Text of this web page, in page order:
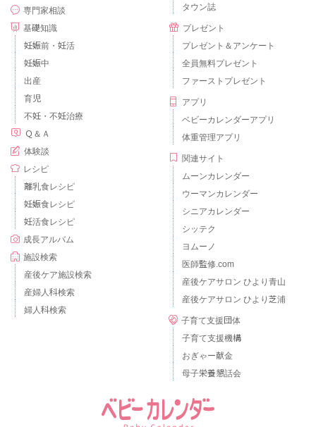
専門家相談
基礎知識
妊娠前・妊活
妊娠中
出産
育児
不妊・不妊治療
Ｑ＆Ａ
体験談
レシピ
離乳食レシピ
妊娠食レシピ
妊活食レシピ
成長アルバム
施設検索
産後ケア施設検索
産婦人科検索
婦人科検索
タウン誌
プレゼント
プレゼント＆アンケート
全員無料プレゼント
ファーストプレゼント
アプリ
ベビーカレンダーアプリ
体重管理アプリ
関連サイト
ムーンカレンダー
ウーマンカレンダー
シニアカレンダー
シッテク
ヨムーノ
医師監修.com
産後ケアサロン ひより青山
産後ケアサロン ひより芝浦
子育て支援団体
子育て支援機構
おぎゃー献金
母子栄養懇話会